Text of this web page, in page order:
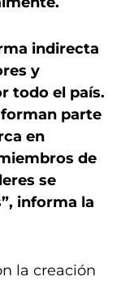
indirecta
y
todo el país.
forman parte
en
de
se
informa la
la creación